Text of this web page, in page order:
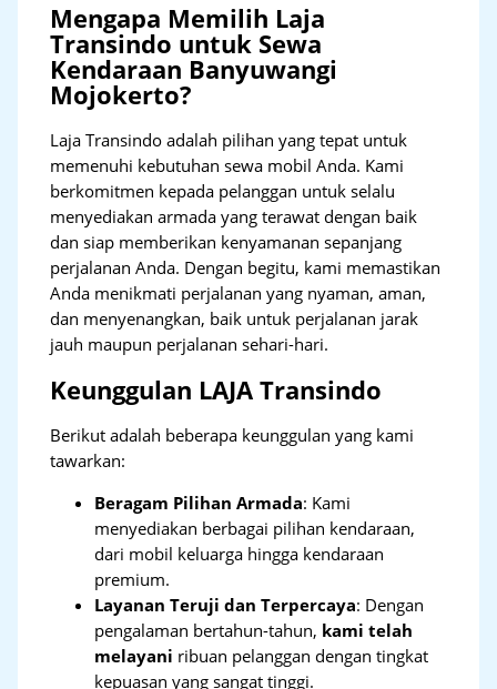
Mengapa Memilih Laja
Transindo untuk Sewa
Kendaraan Banyuwangi
Mojokerto?
Laja Transindo adalah pilihan yang tepat untuk
memenuhi kebutuhan sewa mobil Anda. Kami
berkomitmen kepada pelanggan untuk selalu
menyediakan armada yang terawat dengan baik
dan siap memberikan kenyamanan sepanjang
perjalanan Anda. Dengan begitu, kami memastikan
Anda menikmati perjalanan yang nyaman, aman,
dan menyenangkan, baik untuk perjalanan jarak
jauh maupun perjalanan sehari-hari.
Keunggulan LAJA Transindo
Berikut adalah beberapa keunggulan yang kami
tawarkan:
Beragam Pilihan Armada: Kami
menyediakan berbagai pilihan kendaraan,
dari mobil keluarga hingga kendaraan
premium.
Layanan Teruji dan Terpercaya: Dengan
pengalaman bertahun-tahun, kami telah
melayani ribuan pelanggan dengan tingkat
kepuasan yang sangat tinggi.